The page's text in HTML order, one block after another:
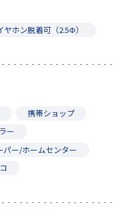
ヤホン脱着可（2.5Ф）
携帯ショップ
ー
パー/ホームセンター